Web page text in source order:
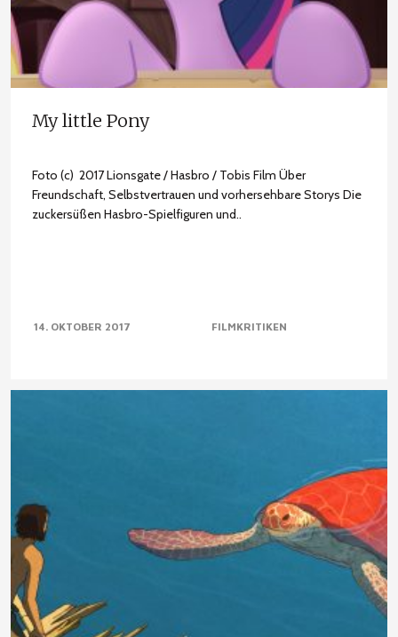
My little Pony
Foto (c) 2017 Lionsgate / Hasbro / Tobis Film Über
Freundschaft, Selbstvertrauen und vorhersehbare Storys Die
zuckersüßen Hasbro-Spielfiguren und..
14. OKTOBER 2017 FILMKRITIKEN